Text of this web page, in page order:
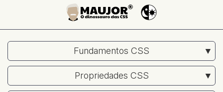
Fundamentos CSS
Propriedades CSS